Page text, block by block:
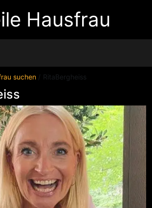
Hausfrau
suchen RitaBergheiss